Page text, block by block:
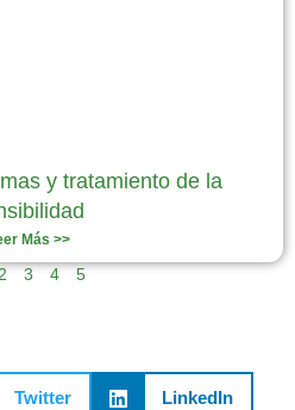
y tratamiento de la
Más >>
2 3 4 5
Twitter LinkedIn